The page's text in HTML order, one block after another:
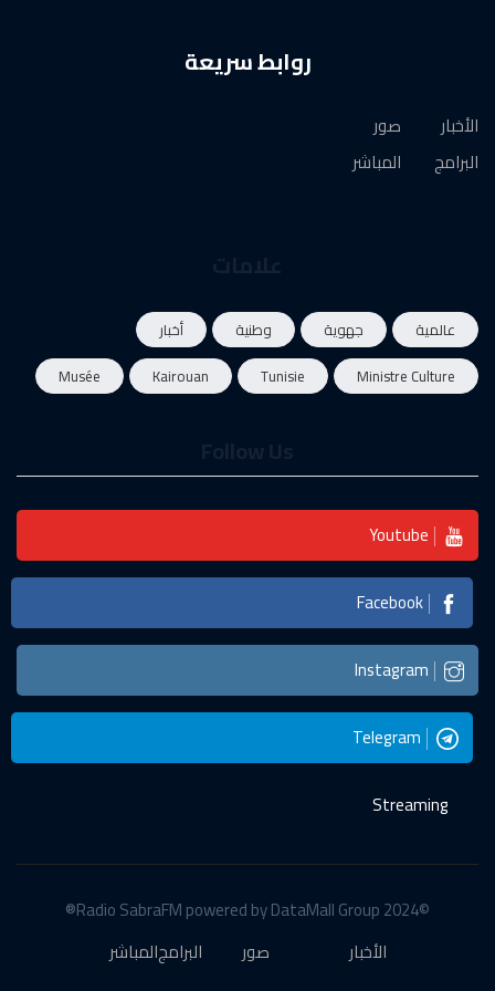
روابط سريعة
الأخبار
البرامج
صور
المباشر
عالمية جهوية وطنية
أخبار
Ministre Culture
Tunisie
Kairouan
Musée
Youtube
Facebook
Instagram
Telegram
Streaming
©2024 Radio SabraFM powered by DataMall Group®
الأخبار
صور البرامجالمباشر